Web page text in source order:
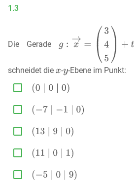
1.3
Die Gerade
schneidet die - -Ebene im Punkt:




